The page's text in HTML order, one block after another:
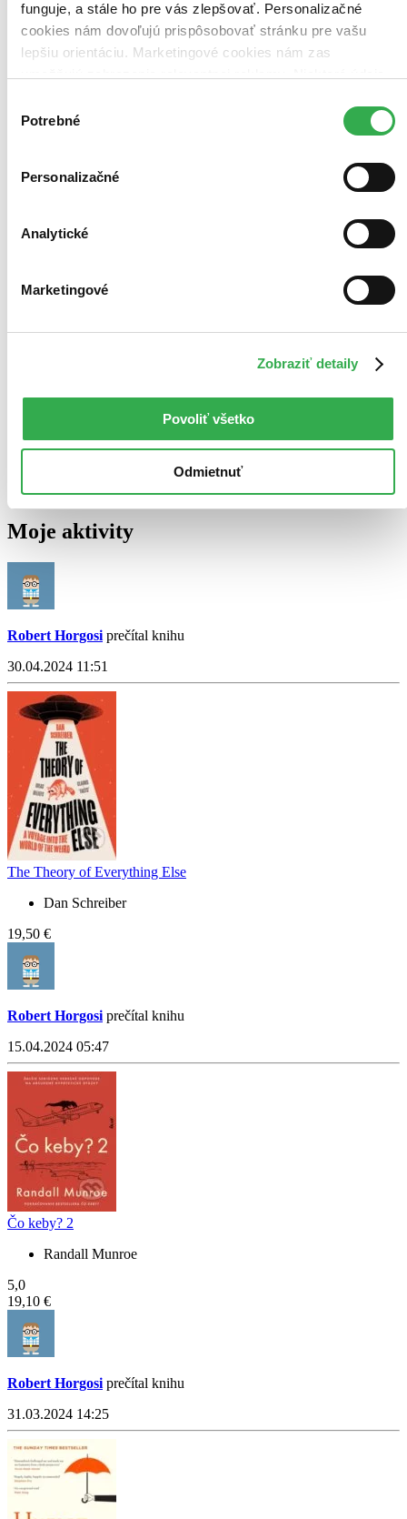
funguje, a stále ho pre vás zlepšovať. Personalizačné
cookies nám dovoľujú prispôsobovať stránku pre vašu
lepšiu orientáciu. Marketingové cookies nám zas
keby sme mohli používať všetky tieto cookies. Ďakujeme!
súhlasu
Potrebné
Personalizačné
Analytické
Marketingové
Zobraziť detaily
Povoliť všetko
Odmietnuť
Moje aktivity
Robert Horgosi prečítal knihu
30.04.2024 11:51
The Theory of Everything Else
Dan Schreiber
19,50 €
Robert Horgosi prečítal knihu
15.04.2024 05:47
Čo keby? 2
Randall Munroe
5,0
19,10 €
Robert Horgosi prečítal knihu
31.03.2024 14:25